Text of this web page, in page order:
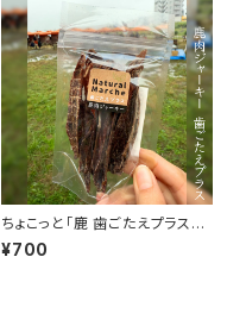
ちょこっと「鹿 歯ごたえプラス」
ジビエ鹿 おやつ
¥700